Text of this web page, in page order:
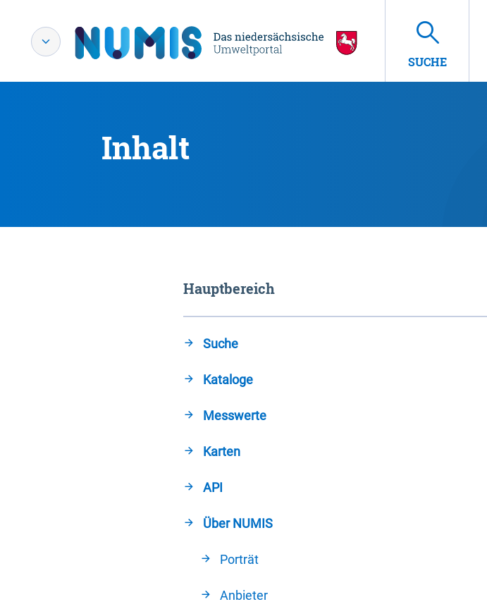
SUCHE
Inhalt
Hauptbereich
Suche
Kataloge
Messwerte
Karten
API
Über NUMIS
Porträt
Anbieter